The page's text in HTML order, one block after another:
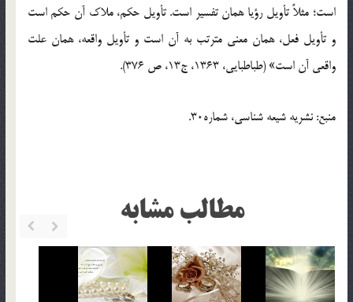
است؛ مثلاً تأویل رؤیا همان تفسیر است. تأویل حکم، ملاک آن حکم است
و تأویل فعل، همان معنی مترتب به آن است و تأویل واقعه، همان علت
واقعی آن است» (طباطبایی، 1363، ج13، ص 376).
منبع: نشریه شیعه شناسی، شماره30.
مطالب مشابه